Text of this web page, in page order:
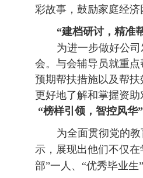
彩故事，鼓励家庭经
“建档研讨，精准
为进一步做好公
会。 与会辅导员就重点
预期帮扶措施以及帮
更好地了解和掌握资
“榜样引领，智控风华
为全面贯彻党的
示，展现出他们不仅
部”一人、“优秀毕业